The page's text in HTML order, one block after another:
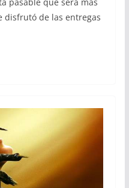
disfrutó de las entregas